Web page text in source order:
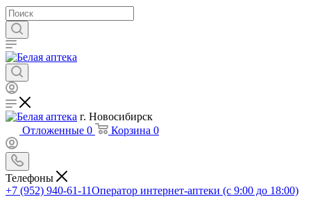
г. Новосибирск
Отложенные 0 Корзина 0
Телефоны
+7 (952) 940-61-11Оператор интернет-аптеки (с 9:00 до 18:00)